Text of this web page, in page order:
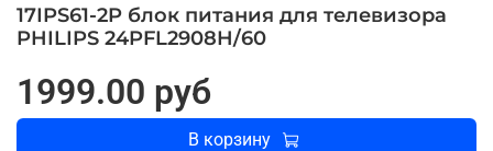
17IPS61-2P блок питания для телевизора
PHILIPS 24PFL2908H/60
1999.00 руб
В корзину